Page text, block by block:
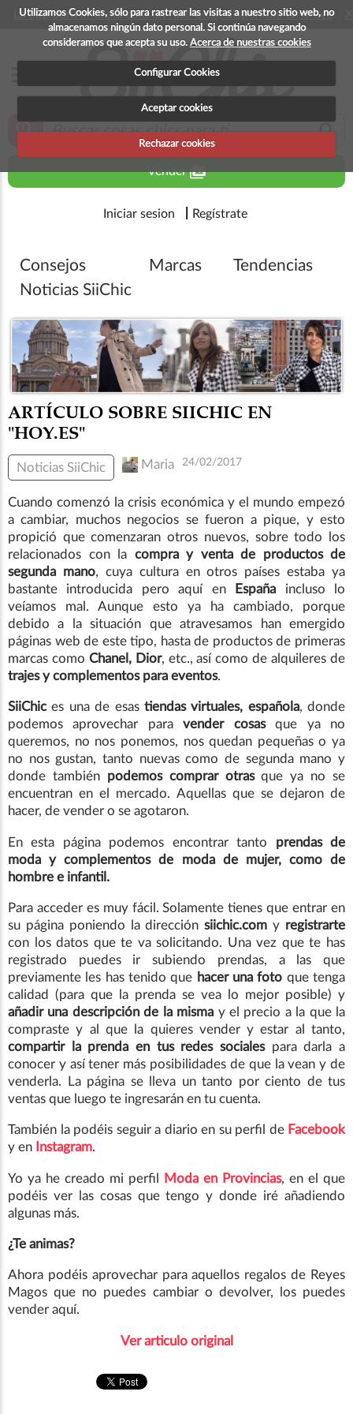
Utilizamos Cookies, sólo para rastrear las visitas a nuestro sitio web, no
almacenamos ningún dato personal. Si continúa navegando
consideramos que acepta su uso. Acerca de nuestras cookies
Configurar Cookies
Aceptar cookies
Rechazar cookies
La app para android esta en fase beta, disponible en breve
zoom_in search
Venderperm_media
Iniciar sesion Regístrate
Consejos Marcas
Tendencias
Noticias SiiChic
ARTÍCULO SOBRE SIICHIC EN
"HOY.ES"
Noticias SiiChic Maria 24/02/2017
Cuando comenzó la crisis económica y el mundo empezó
a cambiar, muchos negocios se fueron a pique, y esto
propició que comenzaran otros nuevos, sobre todo los
relacionados con la compra y venta de productos de
segunda mano, cuya cultura en otros países estaba ya
bastante introducida pero aquí en
España incluso lo
veíamos mal. Aunque esto ya ha cambiado, porque
debido a la situación que atravesamos han emergido
páginas web de este tipo, hasta de productos de primeras
marcas como Chanel, Dior, etc., así como de alquileres de
trajes y complementos para eventos.
SiiChices una de esas tiendas virtuales, española, donde
podemos aprovechar paravender cosasque ya no
queremos, no nos ponemos, nos quedan pequeñas o ya
no nos gustan, tanto nuevas como de segunda mano y
donde también podemos comprar otrasque ya no se
encuentran en el mercado. Aquellas que se dejaron de
hacer, de vender o se agotaron.
En esta página podemos encontrar tanto prendas de
moda y complementos de moda de mujer, como de
hombre e infantil.
Para acceder es muy fácil. Solamente tienes que entrar en
su página poniendo la dirección siichic.com y registrarte
con los datos que te va solicitando. Una vez que te has
registrado puedes ir subiendo prendas, a las que
previamente les has tenido que hacer una foto que tenga
calidad (para que la prenda se vea lo mejor posible) y
añadir una descripción de la misma y el precio a la que la
compraste y al que la quieres vender y estar al tanto,
compartir la prenda en tus redes socialespara darla a
conocer y así tener más posibilidades de que la vean y de
venderla. La página se lleva un tanto por ciento de tus
ventas que luego te ingresarán en tu cuenta.
También la podéis seguir a diario en su perfil de Facebook
y en Instagram.
Yo ya he creado mi perfil Moda en Provincias, en el que
podéis ver las cosas que tengo y donde iré añadiendo
algunas más.
¿Te animas?
Ahora podéis aprovechar para aquellos regalos de Reyes
Magos que no puedes cambiar o devolver, los puedes
vender aquí.
Ver articulo original